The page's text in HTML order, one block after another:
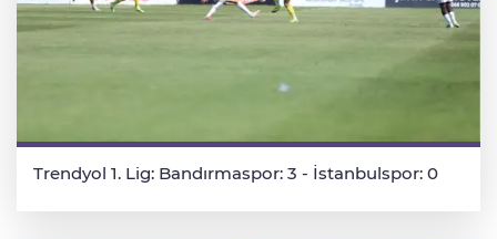
Trendyol 1. Lig: Bandırmaspor: 3 - İstanbulspor: 0